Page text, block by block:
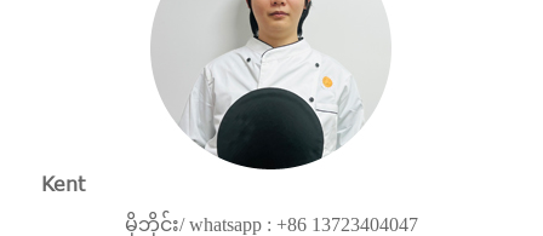
Kent
မိုဘိုင်း/ whatsapp : +86 13723404047